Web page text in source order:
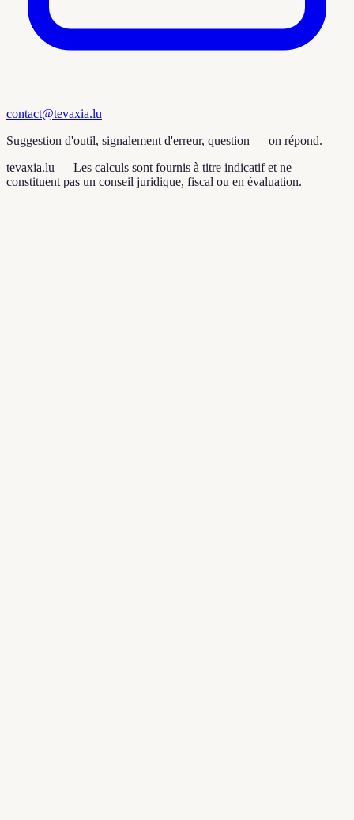
contact@tevaxia.lu
Suggestion d'outil, signalement d'erreur, question — on répond.
tevaxia.lu — Les calculs sont fournis à titre indicatif et ne
constituent pas un conseil juridique, fiscal ou en évaluation.